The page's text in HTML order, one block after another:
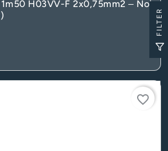
H03VV-F 2x0,75mm2 – Noir
favorite_border
FILTER